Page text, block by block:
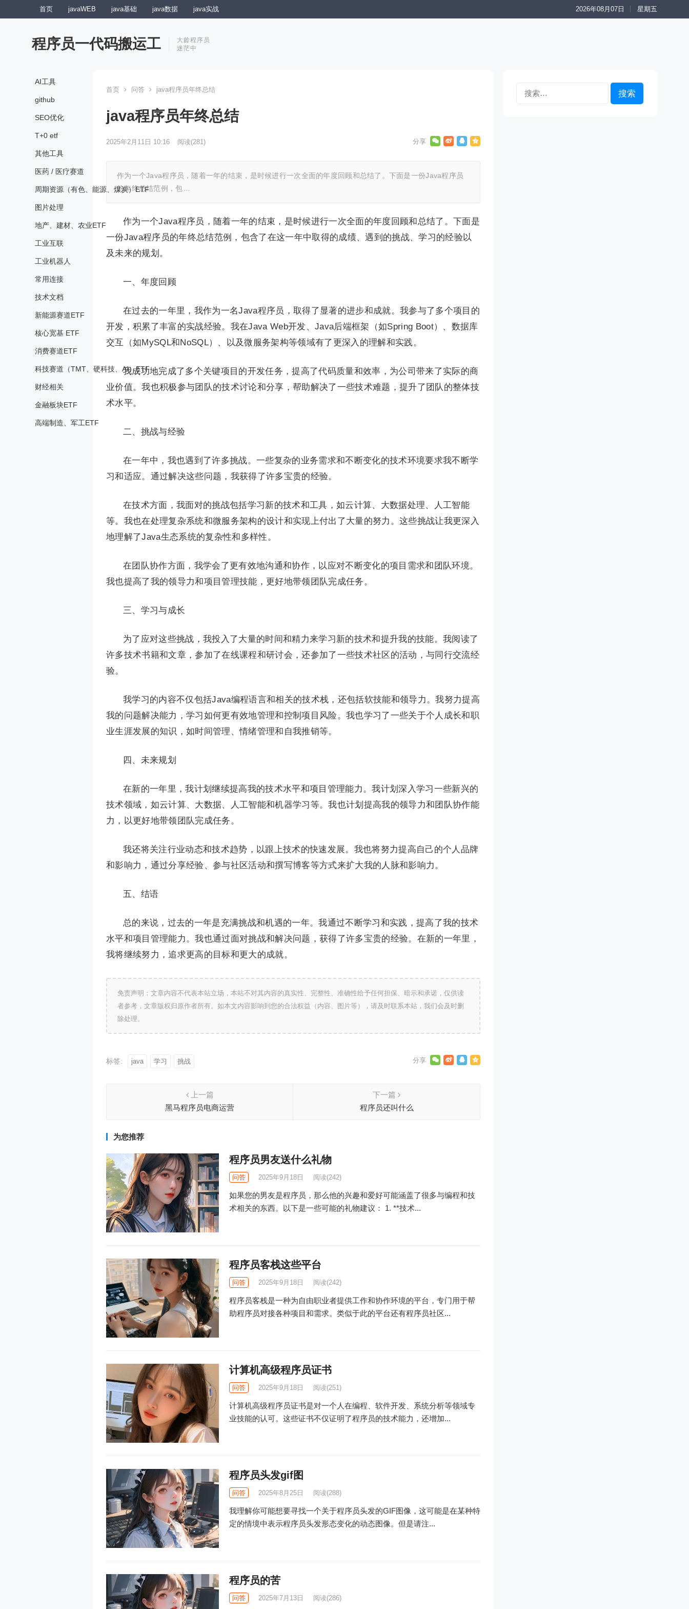
首页 javaWEB java基础 java数据 java实战 2026年08月07日 星期五
程序员一代码搬运工
大龄程序员
迷茫中
AI工具
github
SEO优化
T+0 etf
其他工具
医药 / 医疗赛道
周期资源（有色、能源、煤炭）ETF
图片处理
地产、建材、农业ETF
工业互联
工业机器人
常用连接
技术文档
新能源赛道ETF
核心宽基 ETF
消费赛道ETF
科技赛道（TMT、硬科技、AI）ETF
财经相关
金融板块ETF
高端制造、军工ETF
首页 问答 java程序员年终总结
java程序员年终总结
2025年2月11日 10:16 阅读(281)
作为一个Java程序员，随着一年的结束，是时候进行一次全面的年度回顾和总结了。下面是一份Java程序员
的年终总结范例，包…
作为一个Java程序员，随着一年的结束，是时候进行一次全面的年度回顾和总结了。下面是
一份Java程序员的年终总结范例，包含了在这一年中取得的成绩、遇到的挑战、学习的经验以
及未来的规划。
一、年度回顾
在过去的一年里，我作为一名Java程序员，取得了显著的进步和成就。我参与了多个项目的
开发，积累了丰富的实战经验。我在Java Web开发、Java后端框架（如Spring Boot）、数据库
交互（如MySQL和NoSQL）、以及微服务架构等领域有了更深入的理解和实践。
我成功地完成了多个关键项目的开发任务，提高了代码质量和效率，为公司带来了实际的商
业价值。我也积极参与团队的技术讨论和分享，帮助解决了一些技术难题，提升了团队的整体技
术水平。
二、挑战与经验
在一年中，我也遇到了许多挑战。一些复杂的业务需求和不断变化的技术环境要求我不断学
习和适应。通过解决这些问题，我获得了许多宝贵的经验。
在技术方面，我面对的挑战包括学习新的技术和工具，如云计算、大数据处理、人工智能
等。我也在处理复杂系统和微服务架构的设计和实现上付出了大量的努力。这些挑战让我更深入
地理解了Java生态系统的复杂性和多样性。
在团队协作方面，我学会了更有效地沟通和协作，以应对不断变化的项目需求和团队环境。
我也提高了我的领导力和项目管理技能，更好地带领团队完成任务。
三、学习与成长
为了应对这些挑战，我投入了大量的时间和精力来学习新的技术和提升我的技能。我阅读了
许多技术书籍和文章，参加了在线课程和研讨会，还参加了一些技术社区的活动，与同行交流经
验。
我学习的内容不仅包括Java编程语言和相关的技术栈，还包括软技能和领导力。我努力提高
我的问题解决能力，学习如何更有效地管理和控制项目风险。我也学习了一些关于个人成长和职
业生涯发展的知识，如时间管理、情绪管理和自我推销等。
四、未来规划
在新的一年里，我计划继续提高我的技术水平和项目管理能力。我计划深入学习一些新兴的
技术领域，如云计算、大数据、人工智能和机器学习等。我也计划提高我的领导力和团队协作能
力，以更好地带领团队完成任务。
我还将关注行业动态和技术趋势，以跟上技术的快速发展。我也将努力提高自己的个人品牌
和影响力，通过分享经验、参与社区活动和撰写博客等方式来扩大我的人脉和影响力。
五、结语
总的来说，过去的一年是充满挑战和机遇的一年。我通过不断学习和实践，提高了我的技术
水平和项目管理能力。我也通过面对挑战和解决问题，获得了许多宝贵的经验。在新的一年里，
我将继续努力，追求更高的目标和更大的成就。
免责声明：文章内容不代表本站立场，本站不对其内容的真实性、完整性、准确性给予任何担保、暗示和承诺，仅供读
者参考，文章版权归原作者所有。如本文内容影响到您的合法权益（内容、图片等），请及时联系本站，我们会及时删
除处理。
标签: java 学习 挑战
上一篇
黑马程序员电商运营
下一篇
程序员还叫什么
为您推荐
程序员男友送什么礼物
问答 2025年9月18日 阅读(242)
如果您的男友是程序员，那么他的兴趣和爱好可能涵盖了很多与编程和技
术相关的东西。以下是一些可能的礼物建议： 1. **技术...
程序员客栈这些平台
问答 2025年9月18日 阅读(242)
程序员客栈是一种为自由职业者提供工作和协作环境的平台，专门用于帮
助程序员对接各种项目和需求。类似于此的平台还有程序员社区...
计算机高级程序员证书
问答 2025年9月18日 阅读(251)
计算机高级程序员证书是对一个人在编程、软件开发、系统分析等领域专
业技能的认可。这些证书不仅证明了程序员的技术能力，还增加...
程序员头发gif图
问答 2025年8月25日 阅读(288)
我理解你可能想要寻找一个关于程序员头发的GIF图像，这可能是在某种特
定的情境中表示程序员头发形态变化的动态图像。但是请注...
程序员的苦
问答 2025年7月13日 阅读(286)